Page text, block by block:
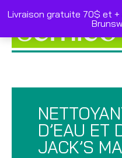
to
D’EAU ET
JACK’S
Livraison gratuite 70$ et +